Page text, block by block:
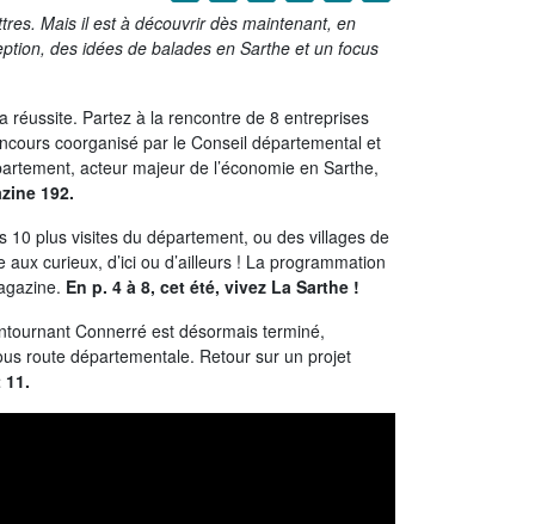
Mais il est à découvrir dès maintenant, en
des idées de balades en Sarthe et un focus
réussite. Partez à la rencontre de 8 entreprises
coorganisé par le Conseil départemental et
acteur majeur de l’économie en Sarthe,
192.
10 plus visites du département, ou des villages de
curieux, d’ici ou d’ailleurs ! La programmation
En p. 4 à 8, cet été, vivez La Sarthe !
Connerré est désormais terminé,
route départementale. Retour sur un projet